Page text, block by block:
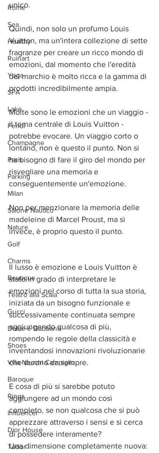
Rome
Sea
Healthy
Ruinart
Yoga
SPA
Lake
Fendi
Champagne
Paris
Parking
Milan
Salone Nautico
Nature
Golf
Charms
Boutique
Teatro alla Scala
Gucci
Dolce e Gabbana
Shoes
Villa Necchi Campiglio
Baroque
Rings
Influencer
Dior House
Tudor
unico.
Quindi, non solo un profumo Louis
Vuitton, ma un'intera collezione di sette
fragranze per creare un ricco mondo di
emozioni, dal momento che l'eredità
del marchio è molto ricca e la gamma di
prodotti incredibilmente ampia.
Molte sono le emozioni che un viaggio -
il tema centrale di Louis Vuitton -
potrebbe evocare. Un viaggio corto o
lontano, non è questo il punto. Non si
ha bisogno di fare il giro del mondo per
risvegliare una memoria e
conseguentemente un'emozione.
Non per menzionare la memoria delle
madeleine di Marcel Proust, ma sì
invece, è proprio questo il punto.
Il lusso è emozione e Louis Vuitton è
stato in grado di interpretare le
emozioni nel corso di tutta la sua storia,
iniziata da un bisogno funzionale e
successivamente continuata sempre
aggiungendo qualcosa di più,
rompendo le regole della classicità e
inventandosi innovazioni rivoluzionarie
che durano da sempre.
E cosa di più si sarebbe potuto
aggiungere ad un mondo così
completo, se non qualcosa che si può
apprezzare attraverso i sensi e si cerca
di possedere interamente?
Una dimensione completamente nuova: